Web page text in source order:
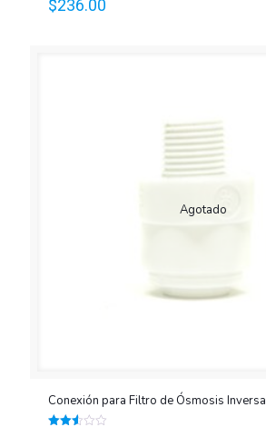
en
$236.00
Agotado
Conexión para Filtro de Ósmosis Inversa